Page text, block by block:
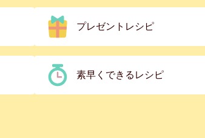
プレゼントレシピ
素早くできるレシピ